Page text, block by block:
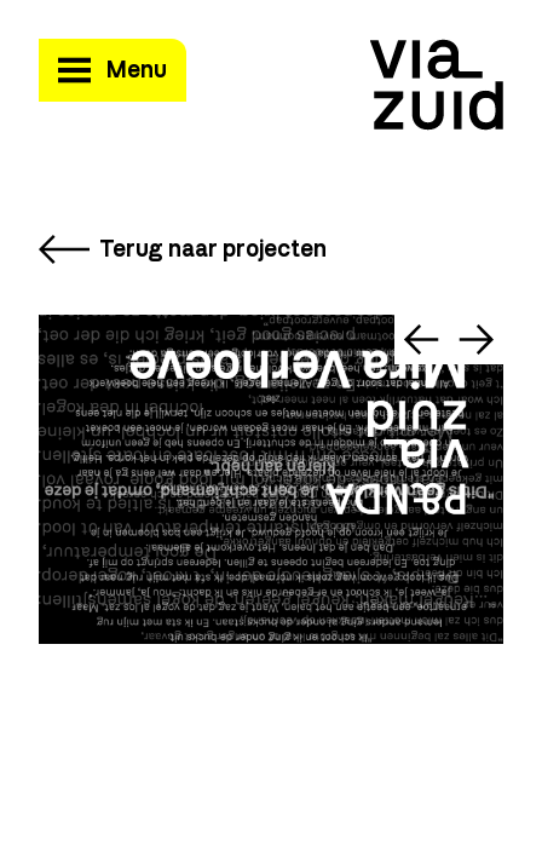
Menu
Terug naar projecten